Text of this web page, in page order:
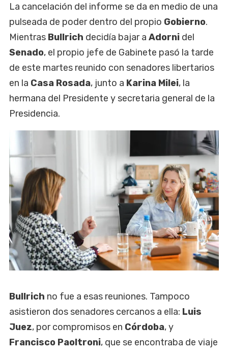
La cancelación del informe se da en medio de una
pulseada de poder dentro del propio Gobierno.
Mientras Bullrich decidía bajar a Adorni del
Senado, el propio jefe de Gabinete pasó la tarde
de este martes reunido con senadores libertarios
en la Casa Rosada, junto a Karina Milei, la
hermana del Presidente y secretaria general de la
Presidencia.
Bullrich no fue a esas reuniones. Tampoco
asistieron dos senadores cercanos a ella: Luis
Juez, por compromisos en Córdoba, y
Francisco Paoltroni, que se encontraba de viaje